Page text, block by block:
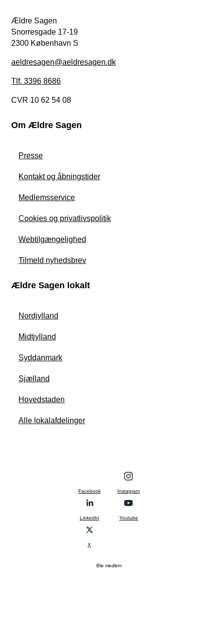
Ældre Sagen
Snorresgade 17-19
2300 København S
aeldresagen@aeldresagen.dk
Tlf. 3396 8686
CVR 10 62 54 08
Om Ældre Sagen
Presse
Kontakt og åbningstider
Medlemsservice
Cookies og privatlivspolitik
Webtilgængelighed
Tilmeld nyhedsbrev
Ældre Sagen lokalt
Nordjylland
Midtjylland
Syddanmark
Sjælland
Hovedstaden
Alle lokalafdelinger
Facebook Instagram
LinkedIn Youtube
X
Bliv medlem